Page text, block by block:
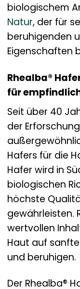
biologischem
Natur, der für
beruhigenden
Eigenschaften
Rhealba®
für
Seit über 40
der
Hafers für die
Hafer wird in
biologischen
höchste
gewährleisten.
wertvollen
Haut auf
und beruhigen.
Der Rhealba®